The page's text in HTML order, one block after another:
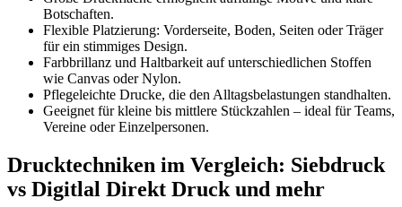
Botschaften.
Flexible Platzierung: Vorderseite, Boden, Seiten oder Träger
für ein stimmiges Design.
Farbbrillanz und Haltbarkeit auf unterschiedlichen Stoffen
wie Canvas oder Nylon.
Pflegeleichte Drucke, die den Alltagsbelastungen standhalten.
Geeignet für kleine bis mittlere Stückzahlen – ideal für Teams,
Vereine oder Einzelpersonen.
Drucktechniken im Vergleich: Siebdruck
vs Digitlal Direkt Druck und mehr